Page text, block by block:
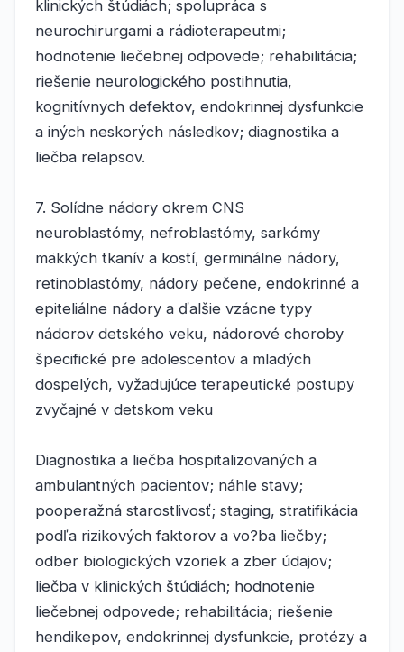
klinických štúdiách; spolupráca s
neurochirurgami a rádioterapeutmi;
hodnotenie liečebnej odpovede; rehabilitácia;
riešenie neurologického postihnutia,
kognitívnych defektov, endokrinnej dysfunkcie
a iných neskorých následkov; diagnostika a
liečba relapsov.
7. Solídne nádory okrem CNS
neuroblastómy, nefroblastómy, sarkómy
mäkkých tkanív a kostí, germinálne nádory,
retinoblastómy, nádory pečene, endokrinné a
epiteliálne nádory a ďalšie vzácne typy
nádorov detského veku, nádorové choroby
špecifické pre adolescentov a mladých
dospelých, vyžadujúce terapeutické postupy
zvyčajné v detskom veku
Diagnostika a liečba hospitalizovaných a
ambulantných pacientov; náhle stavy;
pooperažná starostlivosť; staging, stratifikácia
podľa rizikových faktorov a vo?ba liečby;
odber biologických vzoriek a zber údajov;
liečba v klinických štúdiách; hodnotenie
liečebnej odpovede; rehabilitácia; riešenie
hendikepov, endokrinnej dysfunkcie, protézy a